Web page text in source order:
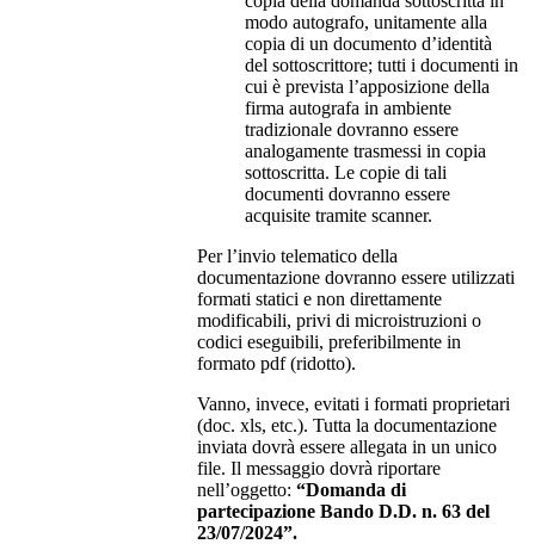
modo autografo, unitamente alla
copia di un documento d’identità
del sottoscrittore; tutti i documenti in
cui è prevista l’apposizione della
firma autografa in ambiente
tradizionale dovranno essere
analogamente trasmessi in copia
sottoscritta. Le copie di tali
documenti dovranno essere
acquisite tramite scanner.
Per l’invio telematico della
documentazione dovranno essere utilizzati
formati statici e non direttamente
modificabili, privi di microistruzioni o
codici eseguibili, preferibilmente in
formato pdf (ridotto).
Vanno, invece, evitati i formati proprietari
(doc. xls, etc.). Tutta la documentazione
inviata dovrà essere allegata in un unico
file. Il messaggio dovrà riportare
nell’oggetto: “Domanda di
partecipazione Bando D.D. n. 63 del
23/07/2024”.